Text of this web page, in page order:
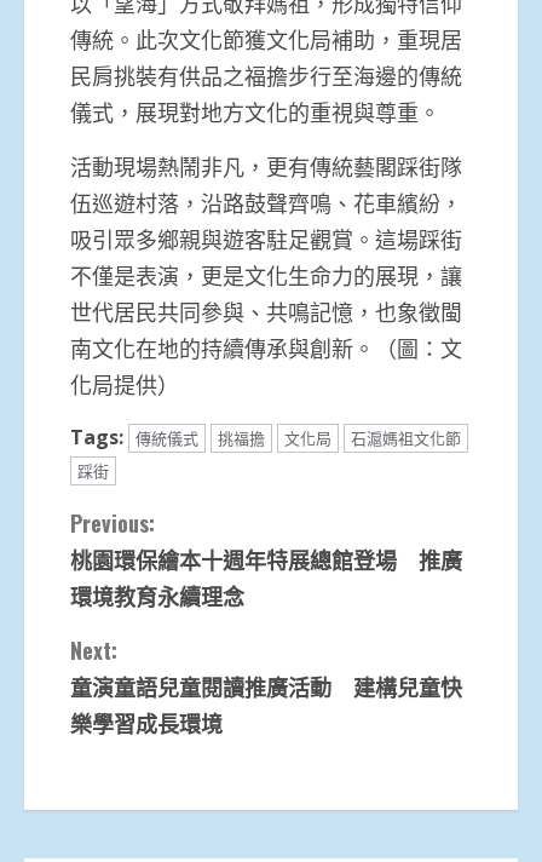
傳統。此次文化節獲文化局補助，重現居
民肩挑裝有供品之福擔步行至海邊的傳統
儀式，展現對地方文化的重視與尊重。
活動現場熱鬧非凡，更有傳統藝閣踩街隊
伍巡遊村落，沿路鼓聲齊鳴、花車繽紛，
吸引眾多鄉親與遊客駐足觀賞。這場踩街
不僅是表演，更是文化生命力的展現，讓
世代居民共同參與、共鳴記憶，也象徵閩
南文化在地的持續傳承與創新。（圖：文
化局提供）
Tags: 傳統儀式 挑福擔 文化局
石滬媽祖文化節
踩街
Continue
Reading
Previous:
桃園環保繪本十週年特展總館登場 推廣
環境教育永續理念
Next:
童演童語兒童閱讀推廣活動 建構兒童快
樂學習成長環境